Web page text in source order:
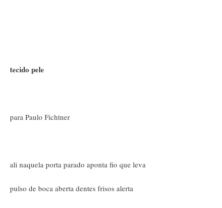
tecido pele
para Paulo Fichtner
ali naquela porta parado aponta fio que leva
pulso de boca aberta dentes frisos alerta